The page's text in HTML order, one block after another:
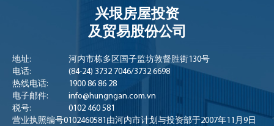
兴垠房屋投资
及贸易股份公司
地址:
河内市栋多区国子监坊敦督胜街130号
电话:
(84-24) 3732 7046/3732 6698
热线电话:
1900 86 86 28
电子邮件:
info@hungngan.com.vn
税号:
0102 460 581
营业执照编号0102460581由河内市计划与投资部于2007年11月9日